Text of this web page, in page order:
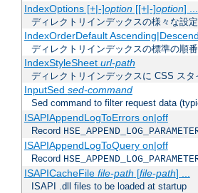
IndexOptions [+|-]option[[+|-]option] ...
ディレクトリインデックスの様々な設定
IndexOrderDefault
ディレクトリインデックスの標準の順
IndexStyleSheet url-path
ディレクトリインデックスに CSS ス
InputSed sed-command
Sed command to filter request data
ISAPIAppendLogToErrors on|off
Record
ISAPIAppendLogToQuery on|off
Record
ISAPICacheFile file-path [file-path] ...
ISAPI .dll files to be loaded at startup